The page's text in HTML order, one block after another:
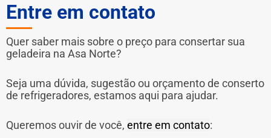
Entre em contato
Quer saber mais sobre o preço para consertar sua
geladeira na Asa Norte?
Seja uma dúvida, sugestão ou orçamento de conserto
de refrigeradores, estamos aqui para ajudar.
Queremos ouvir de você, entre em contato: